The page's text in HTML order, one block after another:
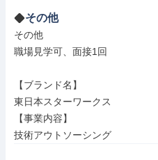
その他
その他
職場見学可、面接1回
【ブランド名】
東日本スターワークス
【事業内容】
技術アウトソーシング